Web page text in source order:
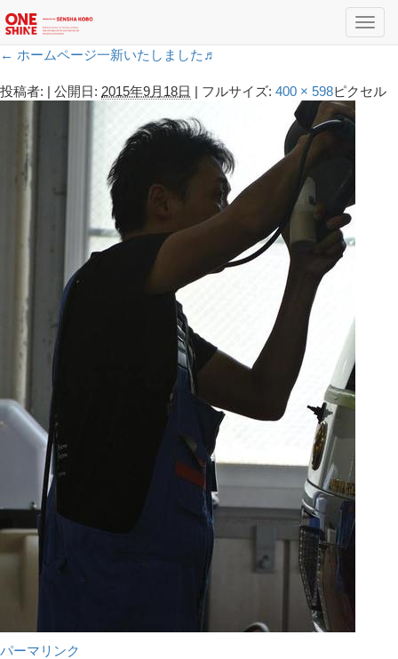
← ホームページ一新いたしました♬
投稿者: | 公開日: 2015年9月18日 | フルサイズ: 400 × 598ピクセル
パーマリンク